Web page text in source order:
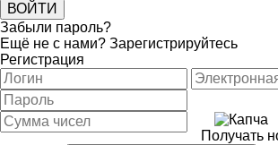
Забыли пароль?
Ещё не с нами? Зарегистрируйтесь
Регистрация
Получать